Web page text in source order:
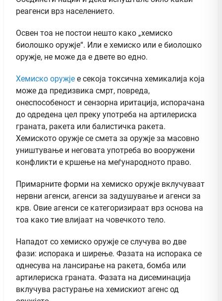
реагенси врз населението.
Освен тоа не постои нешто како „хемиско
биолошко оружје“. Или е хемиско или е биолошко
оружје, не може да е двете во едно.
Хемиско оружје е секоја токсична хемикалија која
може да предизвика смрт, повреда,
онеспособеност и сензорна иритација, испорачана
до одредена цел преку употреба на артилериска
граната, ракета или балистичка ракета.
Хемиското оружје се смета за оружје за масовно
уништување и неговата употреба во вооружени
конфликти е кршење на меѓународното право.
Примарните форми на хемиско оружје вклучуваат
нервни агенси, агенси за задушување и агенси за
крв. Овие агенси се категоризираат врз основа на
тоа како тие влијаат на човечкото тело.
Нападот со хемиско оружје се случува во две
фази: испорака и ширење. Фазата на испорака се
однесува на лансирање на ракета, бомба или
артилериска граната. Фазата на дисеминација
вклучува растурање на хемискиот агенс од